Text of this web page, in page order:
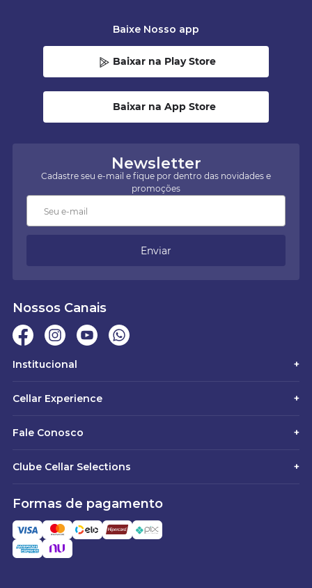
Newsletter
Cadastre seu e-mail e fique por dentro das novidades e
promoções
Enviar
Baixe Nosso app
Baixar na Play Store
Baixar na App Store
Nossos Canais
Institucional +
Cellar Experience +
Fale Conosco +
Clube Cellar Selections +
Formas de pagamento